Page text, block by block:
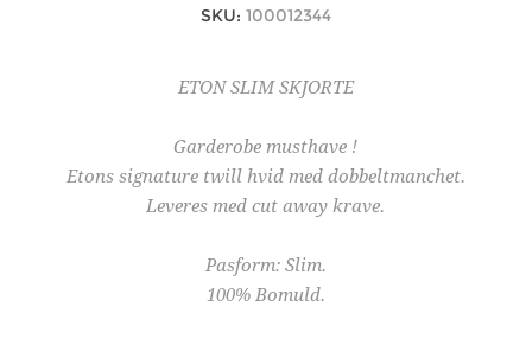
SKU: 100012344
ETON SLIM SKJORTE
Garderobe musthave !
Etons signature twill hvid med dobbeltmanchet.
Leveres med cut away krave.
Pasform: Slim.
100% Bomuld.